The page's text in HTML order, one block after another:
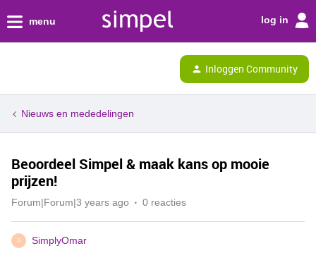
menu log in
Inloggen Community
Nieuws en mededelingen
Beoordeel Simpel & maak kans op mooie
prijzen!
Forum|Forum|3 years ago 0 reacties
S SimplyOmar